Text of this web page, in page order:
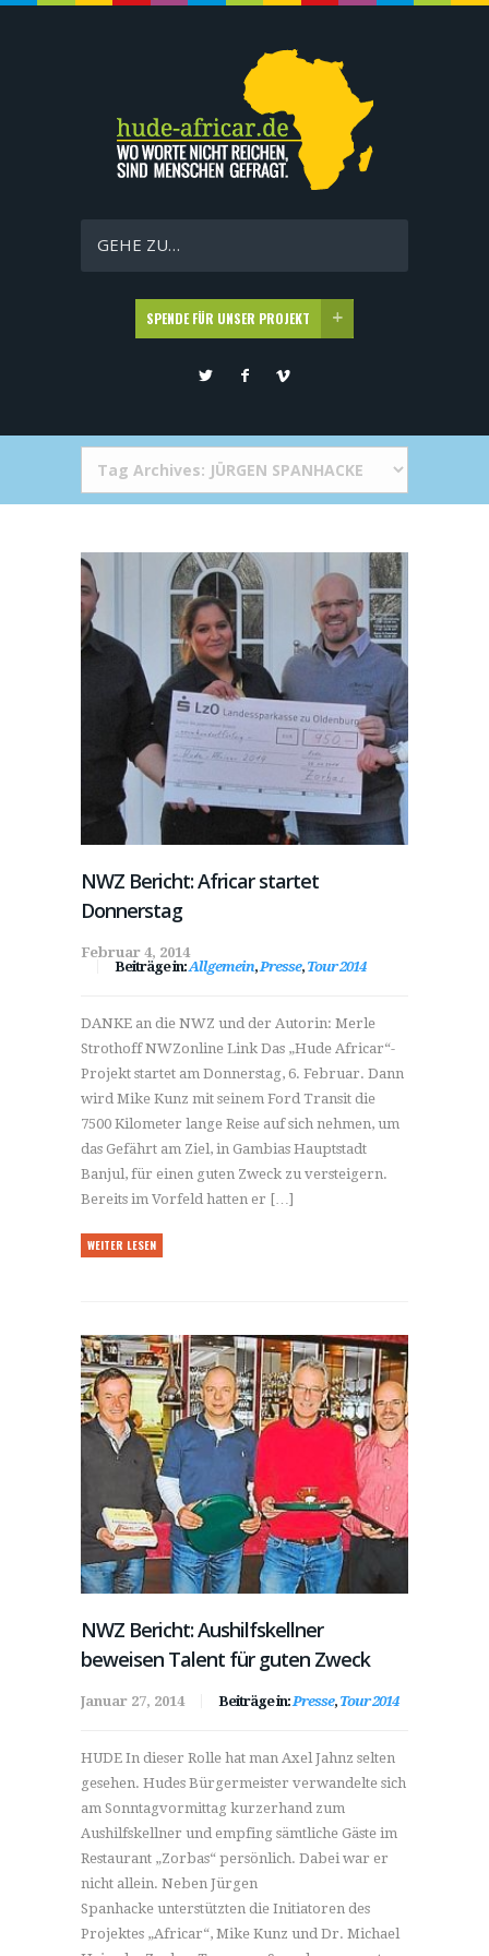
GEHE ZU…
SPENDE FÜR UNSER PROJEKT
NWZ Bericht: Africar startet
Donnerstag
Februar 4, 2014
Beiträge in:Allgemein, Presse, Tour 2014
DANKE an die NWZ und der Autorin: Merle
Strothoff NWZonline Link Das „Hude Africar“-
Projekt startet am Donnerstag, 6. Februar. Dann
wird Mike Kunz mit seinem Ford Transit die
7500 Kilometer lange Reise auf sich nehmen, um
das Gefährt am Ziel, in Gambias Hauptstadt
Banjul, für einen guten Zweck zu versteigern.
Bereits im Vorfeld hatten er […]
WEITER LESEN
NWZ Bericht: Aushilfskellner
beweisen Talent für guten Zweck
Januar 27, 2014 Beiträge in: Presse, Tour 2014
HUDE In dieser Rolle hat man Axel Jahnz selten
gesehen. Hudes Bürgermeister verwandelte sich
am Sonntagvormittag kurzerhand zum
Aushilfskellner und empfing sämtliche Gäste im
Restaurant „Zorbas“ persönlich. Dabei war er
nicht allein. Neben Jürgen
Spanhacke unterstützten die Initiatoren des
Projektes „Africar“, Mike Kunz und Dr. Michael